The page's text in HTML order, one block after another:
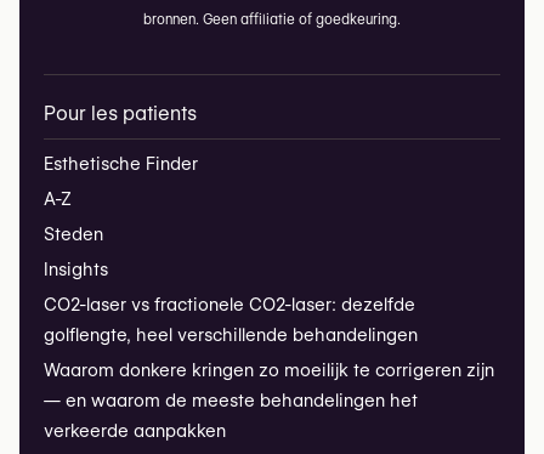
bronnen. Geen affiliatie of goedkeuring.
Pour les patients
Esthetische Finder
A-Z
Steden
Insights
CO2-laser vs fractionele CO2-laser: dezelfde
golflengte, heel verschillende behandelingen
Waarom donkere kringen zo moeilijk te corrigeren zijn
— en waarom de meeste behandelingen het
verkeerde aanpakken